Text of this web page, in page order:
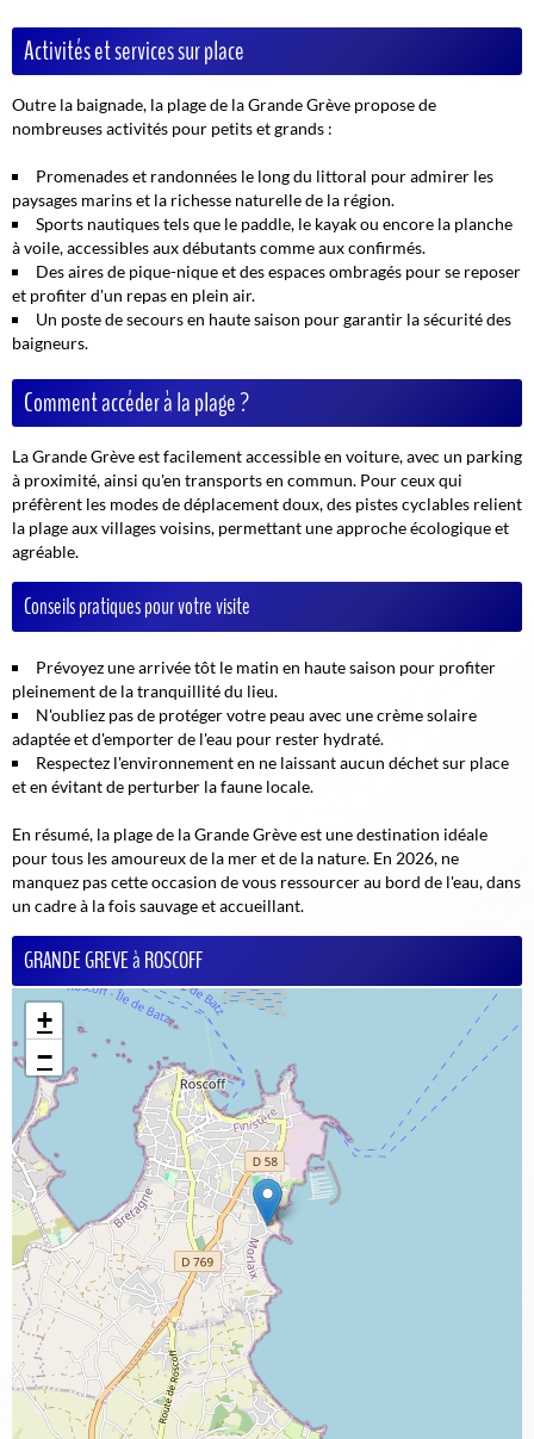
Activités et services sur place
Outre la baignade, la plage de la Grande Grève propose de
nombreuses activités pour petits et grands :
Promenades et randonnées le long du littoral pour admirer les
paysages marins et la richesse naturelle de la région.
Sports nautiquestels que le paddle, le kayak ou encore la planche
à voile, accessibles aux débutants comme aux confirmés.
Des aires de pique-nique et des espaces ombragés pour se reposer
et profiter d'un repas en plein air.
Un poste de secours en haute saison pour garantir la sécurité des
baigneurs.
Comment accéder à la plage ?
La Grande Grève est facilement accessible en voiture, avec un parking
à proximité, ainsi qu'en transports en commun. Pour ceux qui
préfèrent les modes de déplacement doux, des pistes cyclables relient
la plage aux villages voisins, permettant une approche écologique et
agréable.
Conseils pratiques pour votre visite
Prévoyez une arrivée tôt le matin en haute saison pour profiter
pleinement de la tranquillité du lieu.
N'oubliez pas de protéger votre peau avec une crème solaire
adaptée et d'emporter de l'eau pour rester hydraté.
Respectez l'environnement en ne laissant aucun déchet sur place
et en évitant de perturber la faune locale.
En résumé, la plage de la Grande Grève est une destination idéale
pour tous les amoureux de la mer et de la nature. En 2026, ne
manquez pas cette occasion de vous ressourcer au bord de l'eau, dans
un cadre à la fois sauvage et accueillant.
GRANDE GREVE à ROSCOFF
+
−